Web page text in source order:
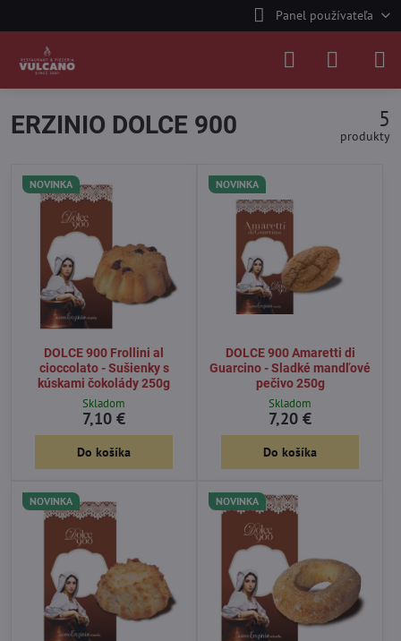
Panel používateľa
ERZINIO DOLCE 900 5
produkty
NOVINKA
DOLCE 900 Frollini al
cioccolato - Sušienky s
kúskami čokolády 250g
Skladom
7,10 €
Do košíka
NOVINKA
DOLCE 900 Amaretti di
Guarcino - Sladké mandľové
pečivo 250g
Skladom
7,20 €
Do košíka
NOVINKA NOVINKA